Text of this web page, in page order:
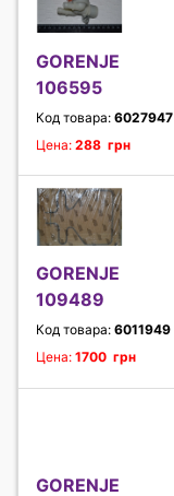
GORENJE
106595
Код товара: 6027947
Цена: 288 грн
GORENJE
109489
Код товара: 6011949
Цена: 1700 грн
GORENJE